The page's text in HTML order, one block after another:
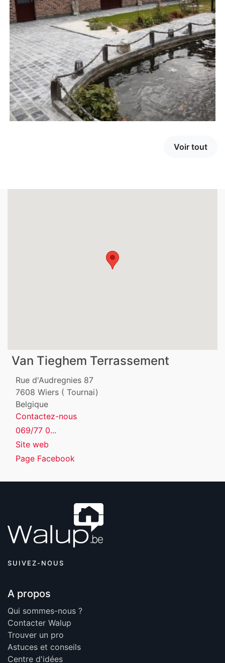
Voir tout
Van Tieghem Terrassement
Rue d'Audregnies 87
7608 Wiers ( Tournai)
Belgique
Contactez-nous
069/77 0...
Site web
Page Facebook
SUIVEZ-NOUS
A propos
Qui sommes-nous ?
Contacter Walup
Trouver un pro
Astuces et conseils
Centre d'idées